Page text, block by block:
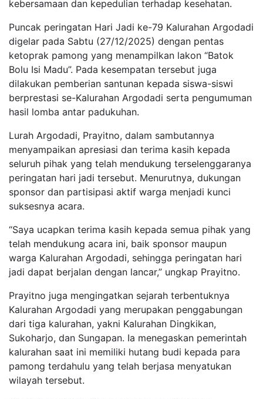
kebersamaan dan kepedulian terhadap kesehatan.
Puncak peringatan Hari Jadi ke-79 Kalurahan Argodadi
digelar pada Sabtu (27/12/2025) dengan pentas
ketoprak pamong yang menampilkan lakon “Batok
Bolu Isi Madu”. Pada kesempatan tersebut juga
dilakukan pemberian santunan kepada siswa-siswi
berprestasi se-Kalurahan Argodadi serta pengumuman
hasil lomba antar padukuhan.
Lurah Argodadi, Prayitno, dalam sambutannya
menyampaikan apresiasi dan terima kasih kepada
seluruh pihak yang telah mendukung terselenggaranya
peringatan hari jadi tersebut. Menurutnya, dukungan
sponsor dan partisipasi aktif warga menjadi kunci
suksesnya acara.
“Saya ucapkan terima kasih kepada semua pihak yang
telah mendukung acara ini, baik sponsor maupun
warga Kalurahan Argodadi, sehingga peringatan hari
jadi dapat berjalan dengan lancar,” ungkap Prayitno.
Prayitno juga mengingatkan sejarah terbentuknya
Kalurahan Argodadi yang merupakan penggabungan
dari tiga kalurahan, yakni Kalurahan Dingkikan,
Sukoharjo, dan Sungapan. Ia menegaskan pemerintah
kalurahan saat ini memiliki hutang budi kepada para
pamong terdahulu yang telah berjasa menyatukan
wilayah tersebut.